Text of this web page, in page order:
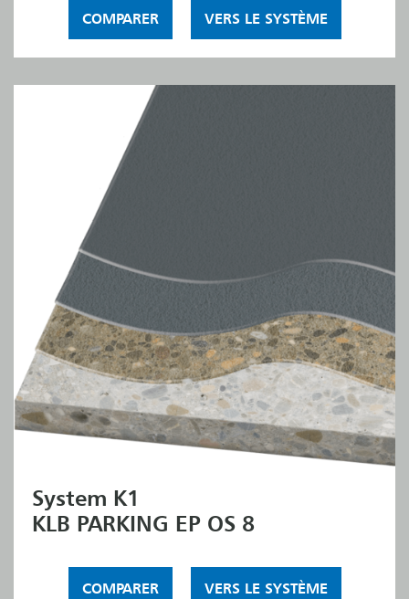
COMPARER VERS LE SYSTÈME
System K1
KLB PARKING EP OS 8
COMPARER VERS LE SYSTÈME